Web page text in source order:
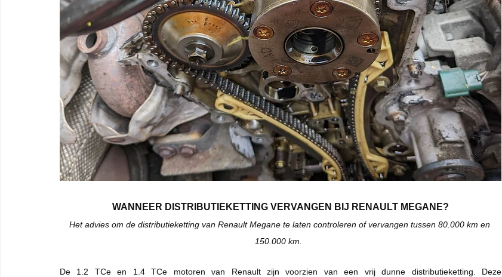
WANNEER DISTRIBUTIEKETTING VERVANGEN BIJ RENAULT MEGANE?
Het advies om de distributieketting van Renault Megane te laten controleren of vervangen tussen 80.000 km en
150.000 km.
De 1.2 TCe en 1.4 TCe motoren van Renault zijn voorzien van een vrij dunne distributieketting. Deze